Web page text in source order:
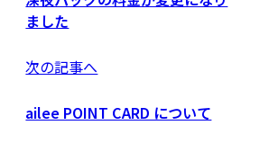
ました
次の記事へ
ailee POINT CARD について